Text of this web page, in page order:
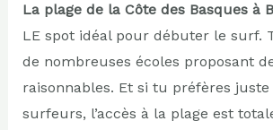
La plage de la Côte des Basques à
LE spot idéal pour débuter le surf.
de nombreuses écoles proposant
raisonnables. Et si tu préfères
surfeurs, l’accès à la plage est